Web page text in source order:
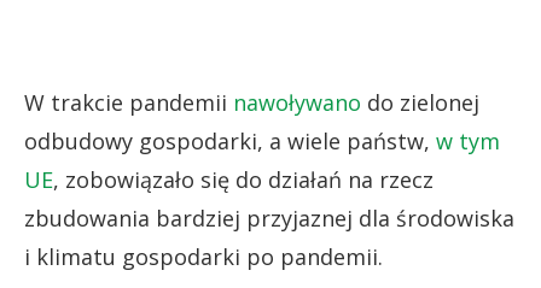
W trakcie pandemii nawoływano do zielonej
odbudowy gospodarki, a wiele państw, w tym
UE, zobowiązało się do działań na rzecz
zbudowania bardziej przyjaznej dla środowiska
i klimatu gospodarki po pandemii.